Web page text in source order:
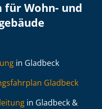
für Wohn- und
in Gladbeck
Gladbeck
in Gladbeck &